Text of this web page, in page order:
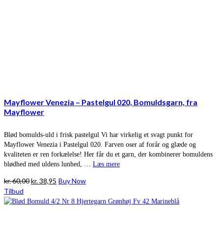
Mayflower Venezia – Pastelgul 020, Bomuldsgarn, fra
Mayflower
Blød bomulds-uld i frisk pastelgul Vi har virkelig et svagt punkt for
Mayflower Venezia i Pastelgul 020. Farven oser af forår og glæde og
kvaliteten er ren forkælelse! Her får du et garn, der kombinerer bomuldens
blødhed med uldens lunhed, … Læs mere
kr.60,00Den
pris
kr.38,95 Den
pris
Buy Now
Tilbud